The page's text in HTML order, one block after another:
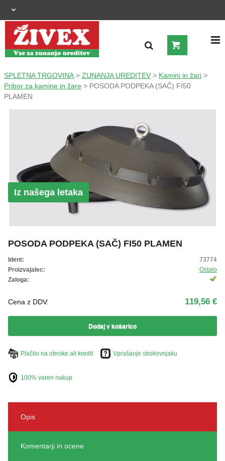
OGRAJNI SISTEMI
ZUNANJA UREDITEV
OGREVANJE IN HLAJENJE
GRADNJA
ŠIROKA POTROŠNJA
SPLETNA TRGOVINA > ZUNANJA UREDITEV > Kamini in žari >
Pribor za kamine in žare > POSODA PODPEKA (SAČ) FI50
PLAMEN
Iz našega letaka
POSODA PODPEKA (SAČ) FI50 PLAMEN
Ident:
73774
Proizvajalec:
Ostalo
Zaloga:
Cena z DDV: 119,56 €
Dodaj v košarico
Plačilo na obroke ali kredit Vprašanje strokovnjaku
100% varen nakup
Opis
Komentarji in ocene